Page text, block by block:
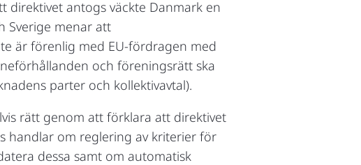
direktivet antogs väckte Danmark en
Sverige menar att
är förenlig med EU-fördragen med
och föreningsrätt ska
parter och kollektivavtal).
rätt genom att förklara att direktivet
handlar om reglering av kriterier för
dessa samt om automatisk